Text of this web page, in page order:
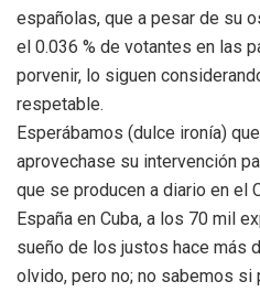
españolas, que a pesar de su
el 0.036 % de votantes en las
porvenir, lo siguen
respetable.
Esperábamos (dulce ironía)
aprovechase su intervención
que se producen a diario en el
España en Cuba, a los 70 mil
sueño de los justos hace más
olvido, pero no; no sabemos